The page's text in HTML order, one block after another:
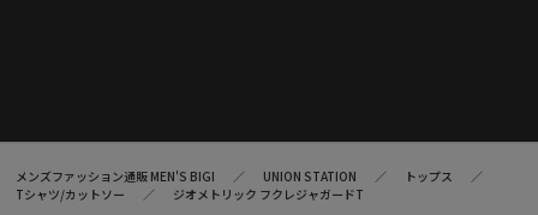
メンズファッション通販 MEN'S BIGI UNION STATION
トップス
Tシャツ/カットソー
ジオメトリック フクレジャガードT